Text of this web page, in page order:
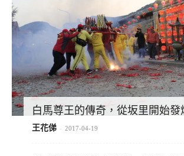
白馬尊王的傳奇，從坂里開始發
王花俤 - 2017-04-19